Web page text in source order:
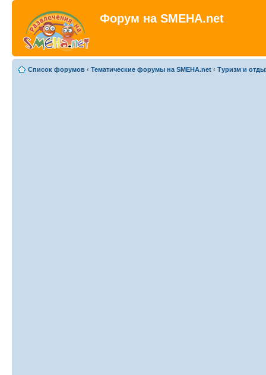
Форум на SMEHA.net
Список форумов ‹ Тематические форумы на SMEHA.net ‹ Туризм и